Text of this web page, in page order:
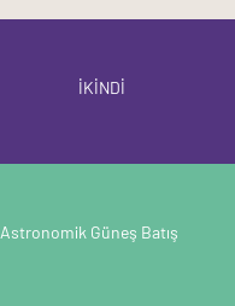
İKİNDİ
Astronomik Güneş Batış